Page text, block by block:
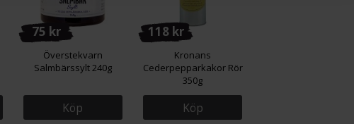
75 kr
Överstekvarn
Salmbärssylt 240g
Köp
118 kr
Kronans
Cederpepparkakor Rör
350g
Köp